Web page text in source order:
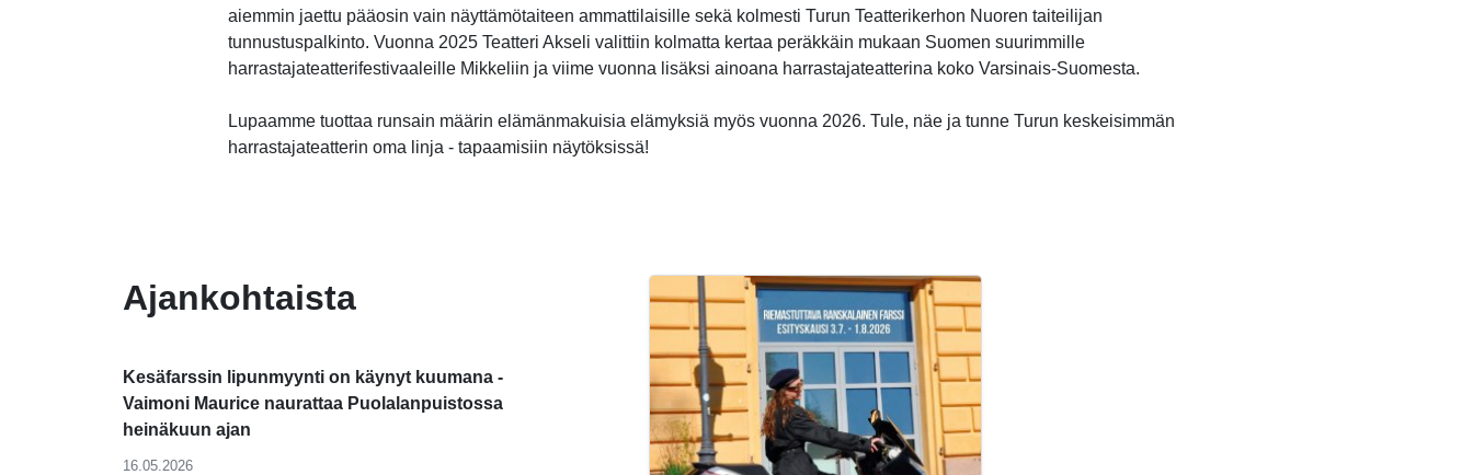
aiemmin jaettu pääosin vain näyttämötaiteen ammattilaisille sekä kolmesti Turun Teatterikerhon Nuoren taiteilijan
tunnustuspalkinto. Vuonna 2025 Teatteri Akseli valittiin kolmatta kertaa peräkkäin mukaan Suomen suurimmille
harrastajateatterifestivaaleille Mikkeliin ja viime vuonna lisäksi ainoana harrastajateatterina koko Varsinais-Suomesta.
Lupaamme tuottaa runsain määrin elämänmakuisia elämyksiä myös vuonna 2026. Tule, näe ja tunne Turun keskeisimmän
harrastajateatterin oma linja - tapaamisiin näytöksissä!
Ajankohtaista
Kesäfarssin lipunmyynti on käynyt kuumana -
Vaimoni Maurice naurattaa Puolalanpuistossa
heinäkuun ajan
16.05.2026